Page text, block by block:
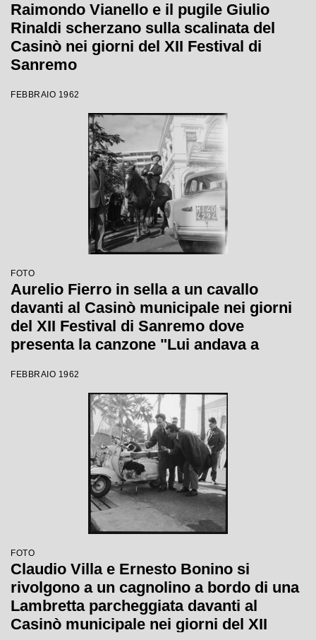
Raimondo Vianello e il pugile Giulio
Rinaldi scherzano sulla scalinata del
Casinò nei giorni del XII Festival di
Sanremo
FEBBRAIO 1962
FOTO
Aurelio Fierro in sella a un cavallo
davanti al Casinò municipale nei giorni
del XII Festival di Sanremo dove
presenta la canzone "Lui andava a
FEBBRAIO 1962
FOTO
Claudio Villa e Ernesto Bonino si
rivolgono a un cagnolino a bordo di una
Lambretta parcheggiata davanti al
Casinò municipale nei giorni del XII